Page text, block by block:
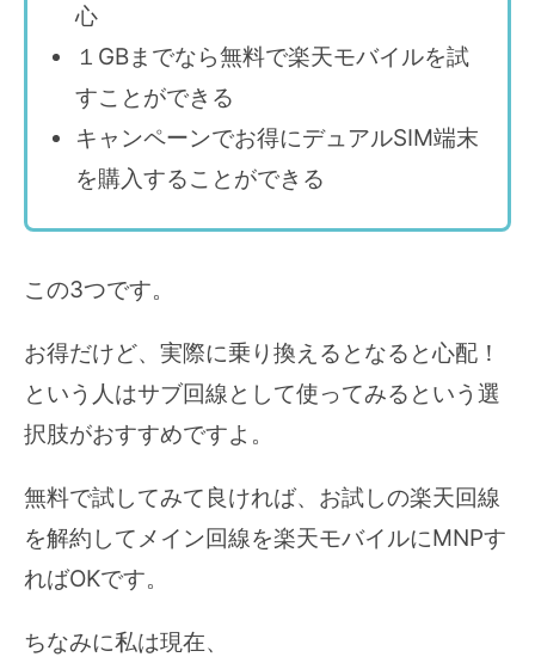
心
１GBまでなら無料で楽天モバイルを試
すことができる
キャンペーンでお得にデュアルSIM端末
を購入することができる
この3つです。
お得だけど、実際に乗り換えるとなると心配！
という人はサブ回線として使ってみるという選
択肢がおすすめですよ。
無料で試してみて良ければ、お試しの楽天回線
を解約してメイン回線を楽天モバイルにMNPす
ればOKです。
ちなみに私は現在、